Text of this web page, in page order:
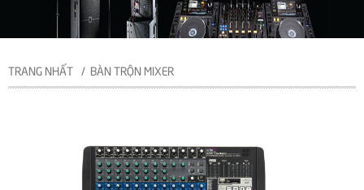
TRANG NHẤT BÀN TRỘN MIXER